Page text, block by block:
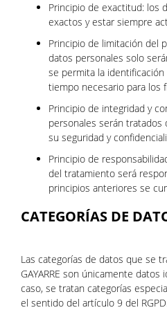
Principio de exactitud: los
exactos y estar siempre
Principio de limitación del
datos personales solo
se permita la
tiempo necesario para los
Principio de integridad y
personales serán tratados
su seguridad y
Principio de
del tratamiento será
principios anteriores se
CATEGORÍAS DE
Las categorías de datos que se
GAYARRE son únicamente
caso, se tratan categorías
el sentido del artículo 9 del